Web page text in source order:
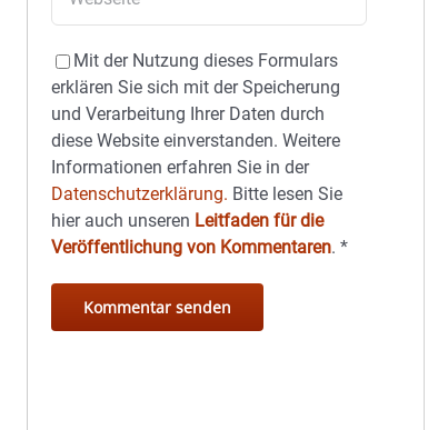
Mit der Nutzung dieses Formulars
erklären Sie sich mit der Speicherung
und Verarbeitung Ihrer Daten durch
diese Website einverstanden. Weitere
Informationen erfahren Sie in der
Datenschutzerklärung. Bitte lesen Sie
hier auch unseren Leitfaden für die
Veröffentlichung von Kommentaren.*